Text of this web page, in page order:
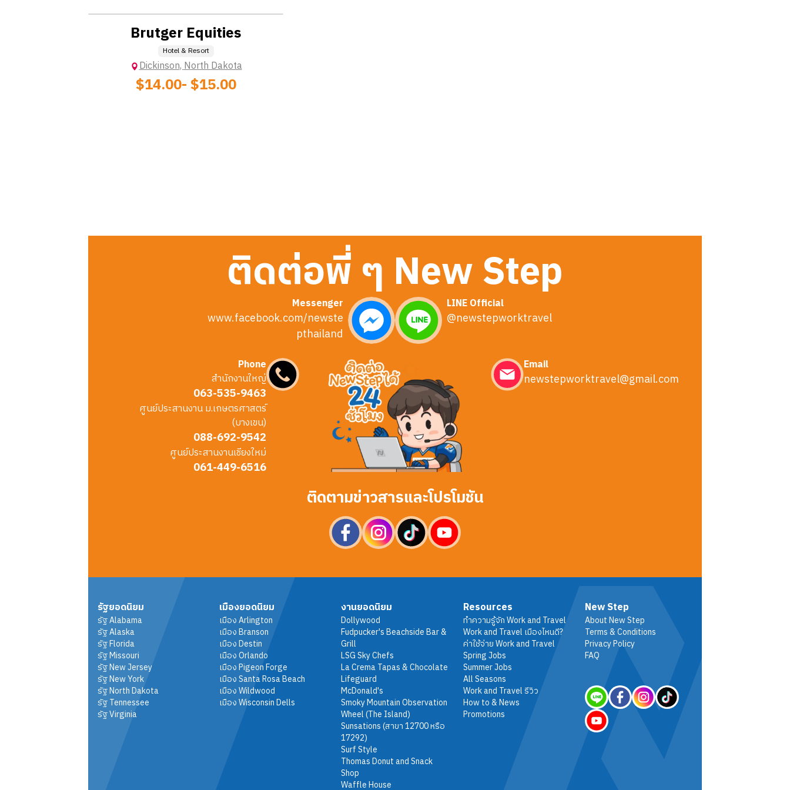
Brutger Equities
Hotel & Resort
Dickinson,North Dakota
$14.00- $15.00
ติดต่อพี่ ๆ New Step
Messenger
www.facebook.com/newste
pthailand
LINE Official
@newstepworktravel
Phone
สำนักงานใหญ่
063-535-9463
ศูนย์ประสานงาน ม.เกษตรศาสตร์
(บางเขน)
088-692-9542
ศูนย์ประสานงานเชียงใหม่
061-449-6516
Email
newstepworktravel@gmail.com
ติดตามข่าวสารและโปรโมชัน
รัฐยอดนิยม
รัฐAlabama
รัฐAlaska
รัฐFlorida
รัฐMissouri
รัฐNew Jersey
รัฐNew York
รัฐNorth Dakota
รัฐTennessee
รัฐVirginia
เมืองยอดนิยม
เมืองArlington
เมืองBranson
เมืองDestin
เมืองOrlando
เมืองPigeon Forge
เมืองSanta Rosa Beach
เมืองWildwood
เมืองWisconsin Dells
งานยอดนิยม
Dollywood
Fudpucker's Beachside Bar &
Grill
LSG Sky Chefs
La Crema Tapas & Chocolate
Lifeguard
McDonald's
Smoky Mountain Observation
Wheel (The Island)
Sunsations (สาขา 12700 หรือ
17292)
Surf Style
Thomas Donut and Snack
Shop
Waffle House
Resources
ทำความรู้จัก Work and Travel
Work and Travel เมืองไหนดี?
ค่าใช้จ่าย Work and Travel
Spring Jobs
Summer Jobs
All Seasons
Work and Travel รีวิว
How to & News
Promotions
New Step
About New Step
Terms & Conditions
Privacy Policy
FAQ